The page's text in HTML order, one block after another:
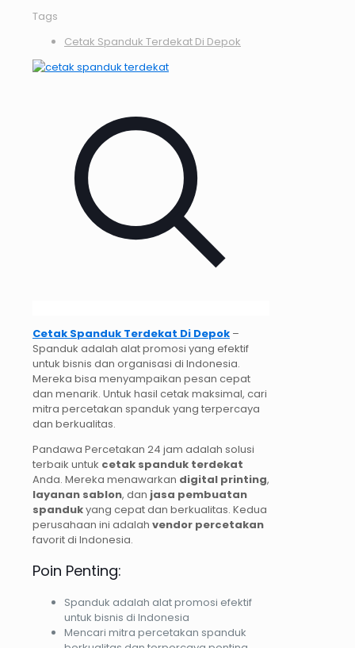
Tags
Cetak Spanduk Terdekat Di Depok
Cetak Spanduk Terdekat Di Depok –
Spanduk adalah alat promosi yang efektif
untuk bisnis dan organisasi di Indonesia.
Mereka bisa menyampaikan pesan cepat
dan menarik. Untuk hasil cetak maksimal, cari
mitra percetakan spanduk yang terpercaya
dan berkualitas.
Pandawa Percetakan 24 jam adalah solusi
terbaik untuk cetak spanduk terdekat
Anda. Mereka menawarkan digital printing,
layanan sablon, dan jasa pembuatan
spandukyang cepat dan berkualitas. Kedua
perusahaan ini adalah vendor percetakan
favorit di Indonesia.
Poin Penting:
Spanduk adalah alat promosi efektif
untuk bisnis di Indonesia
Mencari mitra percetakan spanduk